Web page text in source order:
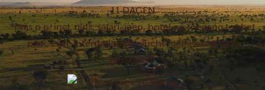
11 DAGEN
*prijs p.p. incl. gids, safari-jeep, hotel en toegang tot het
park, excl. internationale vlucht (gebaseerd op 6
personen)